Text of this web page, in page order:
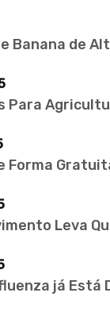
Banana de
Para
Leva
já Está